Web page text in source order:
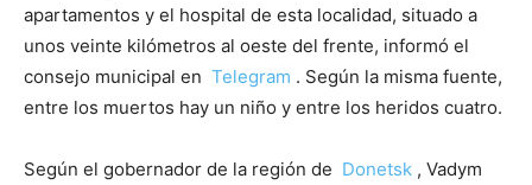
apartamentos y el hospital de esta localidad, situado a
unos veinte kilómetros al oeste del frente, informó el
consejo municipal en Telegram . Según la misma fuente,
entre los muertos hay un niño y entre los heridos cuatro.
Según el gobernador de la región de Donetsk , Vadym